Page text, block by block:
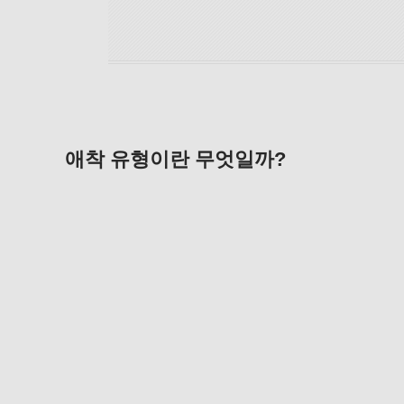
애착 유형이란 무엇일까?